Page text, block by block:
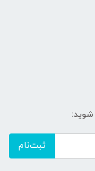
شوید:
ثبت‌نام